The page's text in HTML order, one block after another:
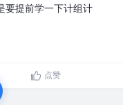
要提前学一下计组计
点赞